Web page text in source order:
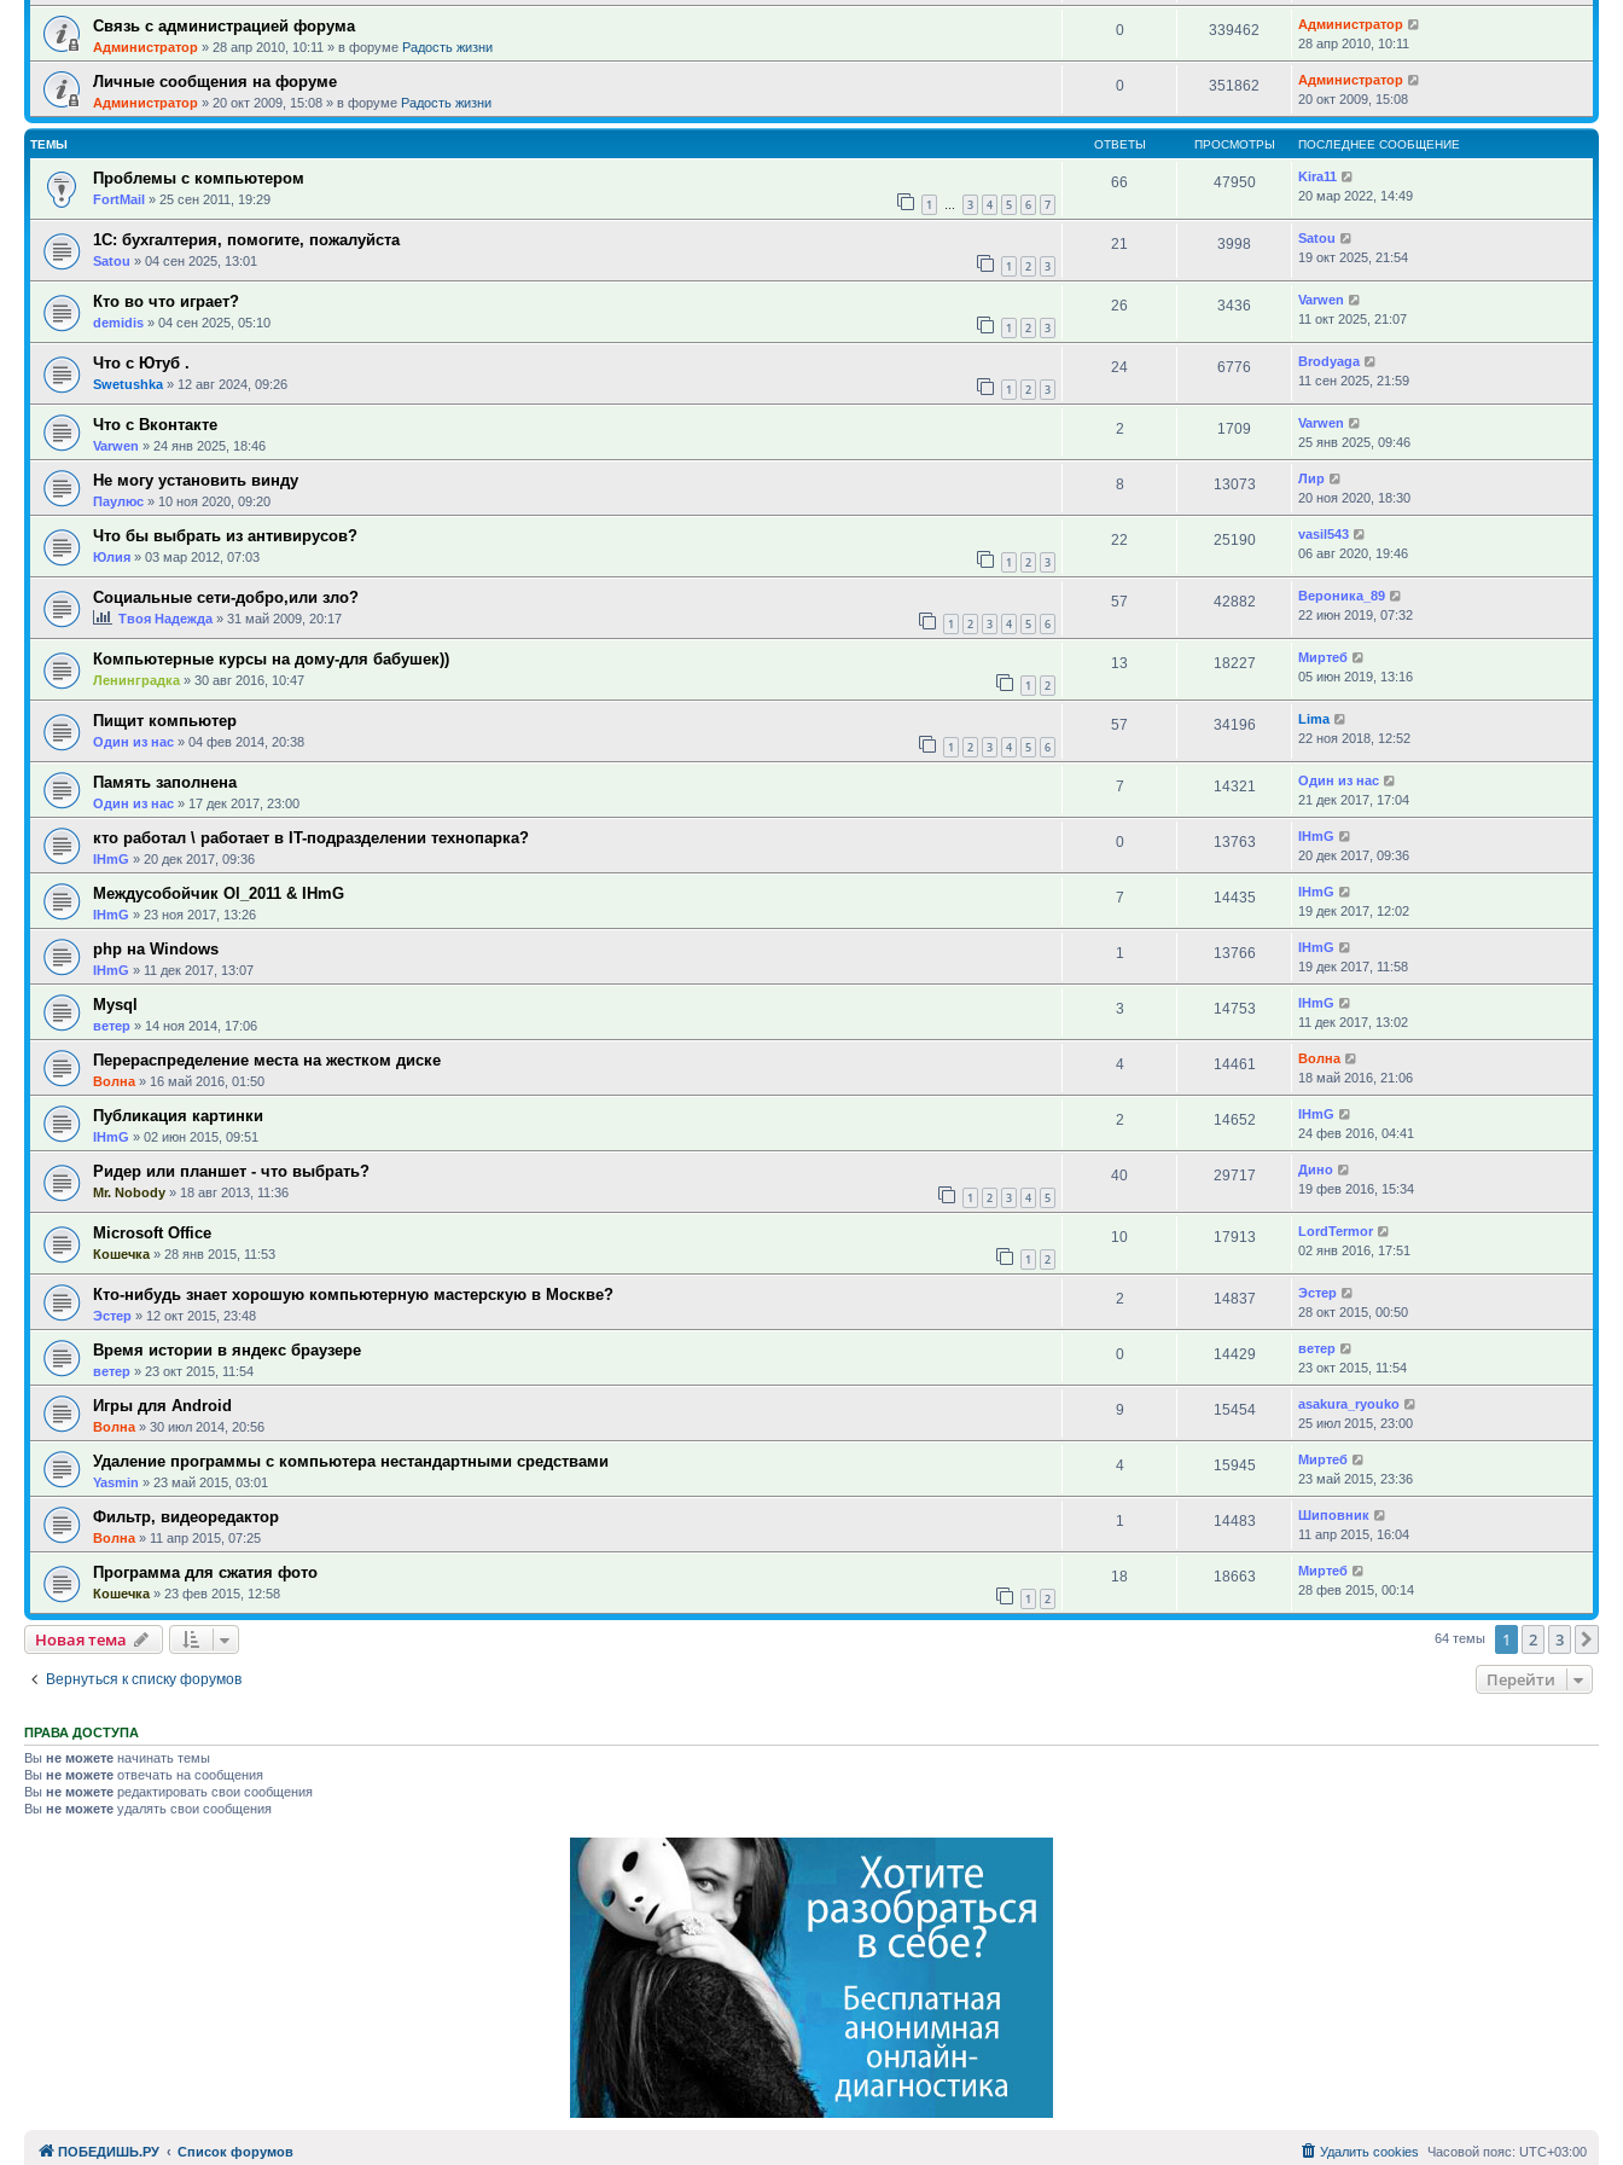
Связь с администрацией форума
Администратор » 28 апр 2010, 10:11 » в форуме Радость жизни
0 339462
Администратор
28 апр 2010, 10:11
Личные сообщения на форуме
Администратор » 20 окт 2009, 15:08 » в форуме Радость жизни
0 351862
Администратор
20 окт 2009, 15:08
ТЕМЫ ОТВЕТЫ ПРОСМОТРЫ ПОСЛЕДНЕЕ СООБЩЕНИЕ
Проблемы с компьютером
FortMail » 25 сен 2011, 19:29 1 … 3 4 5 6 7
66 47950
Kira11
20 мар 2022, 14:49
1С: бухгалтерия, помогите, пожалуйста
Satou » 04 сен 2025, 13:01 1 2 3
21 3998
Satou
19 окт 2025, 21:54
Кто во что играет?
demidis » 04 сен 2025, 05:10 1 2 3
26 3436
Varwen
11 окт 2025, 21:07
Что с Ютуб .
Swetushka » 12 авг 2024, 09:26 1 2 3
24 6776
Brodyaga
11 сен 2025, 21:59
Что с Вконтакте
Varwen » 24 янв 2025, 18:46
2 1709
Varwen
25 янв 2025, 09:46
Не могу установить винду
Паулюс » 10 ноя 2020, 09:20
8 13073
Лир
20 ноя 2020, 18:30
Что бы выбрать из антивирусов?
Юлия » 03 мар 2012, 07:03 1 2 3
22 25190
vasil543
06 авг 2020, 19:46
Социальные сети-добро,или зло?
Твоя Надежда » 31 май 2009, 20:17 1 2 3 4 5 6
57 42882
Вероника_89
22 июн 2019, 07:32
Компьютерные курсы на дому-для бабушек))
Ленинградка » 30 авг 2016, 10:47 1 2
13 18227
Миртеб
05 июн 2019, 13:16
Пищит компьютер
Один из нас » 04 фев 2014, 20:38 1 2 3 4 5 6
57 34196
Lima
22 ноя 2018, 12:52
Память заполнена
Один из нас » 17 дек 2017, 23:00
7 14321
Один из нас
21 дек 2017, 17:04
кто работал \ работает в IT-подразделении технопарка?
IHmG » 20 дек 2017, 09:36
0 13763
IHmG
20 дек 2017, 09:36
Междусобойчик Ol_2011 & IHmG
IHmG » 23 ноя 2017, 13:26
7 14435
IHmG
19 дек 2017, 12:02
php на Windows
IHmG » 11 дек 2017, 13:07
1 13766
IHmG
19 дек 2017, 11:58
Mysql
ветер » 14 ноя 2014, 17:06
3 14753
IHmG
11 дек 2017, 13:02
Перераспределение места на жестком диске
Волна » 16 май 2016, 01:50
4 14461
Волна
18 май 2016, 21:06
Публикация картинки
IHmG » 02 июн 2015, 09:51
2 14652
IHmG
24 фев 2016, 04:41
Ридер или планшет - что выбрать?
Mr. Nobody » 18 авг 2013, 11:36 1 2 3 4 5
40 29717
Дино
19 фев 2016, 15:34
Microsoft Office
Кошечка » 28 янв 2015, 11:53 1 2
10 17913
LordTermor
02 янв 2016, 17:51
Кто-нибудь знает хорошую компьютерную мастерскую в Москве?
Эстер » 12 окт 2015, 23:48
2 14837
Эстер
28 окт 2015, 00:50
Время истории в яндекс браузере
ветер » 23 окт 2015, 11:54
0 14429
ветер
23 окт 2015, 11:54
Игры для Android
Волна » 30 июл 2014, 20:56
9 15454
asakura_ryouko
25 июл 2015, 23:00
Удаление программы с компьютера нестандартными средствами
Yasmin » 23 май 2015, 03:01
4 15945
Миртеб
23 май 2015, 23:36
Фильтр, видеоредактор
Волна » 11 апр 2015, 07:25
1 14483
Шиповник
11 апр 2015, 16:04
Программа для сжатия фото
Кошечка » 23 фев 2015, 12:58 1 2
18 18663
Миртеб
28 фев 2015, 00:14
Новая тема 64 темы 1 2 3
Вернуться к списку форумов Перейти
ПРАВА ДОСТУПА
Вы не можете начинать темы
Вы не можете отвечать на сообщения
Вы не можете редактировать свои сообщения
Вы не можете удалять свои сообщения
ПОБЕДИШЬ.РУ Список форумов Часовой пояс: UTC+03:00
Удалить cookies